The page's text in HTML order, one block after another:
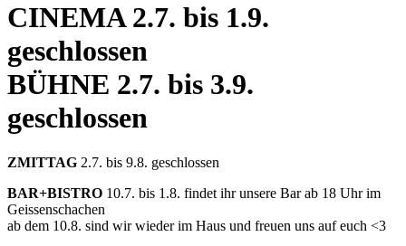
CINEMA2.7. bis 1.9.
geschlossen
BÜHNE 2.7. bis 3.9.
geschlossen
ZMITTAG 2.7. bis 9.8. geschlossen
BAR+BISTRO 10.7. bis 1.8. findet ihr unsere Bar ab 18 Uhr im
Geissenschachen
ab dem 10.8. sind wir wieder im Haus und freuen uns auf euch <3